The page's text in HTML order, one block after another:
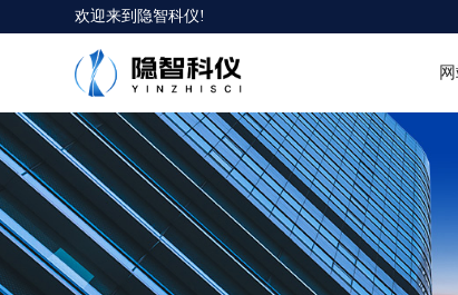
欢迎来到 隐智科仪!